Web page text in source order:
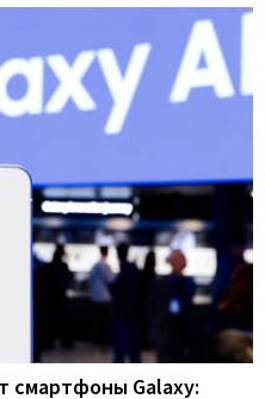
смартфоны Galaxy: